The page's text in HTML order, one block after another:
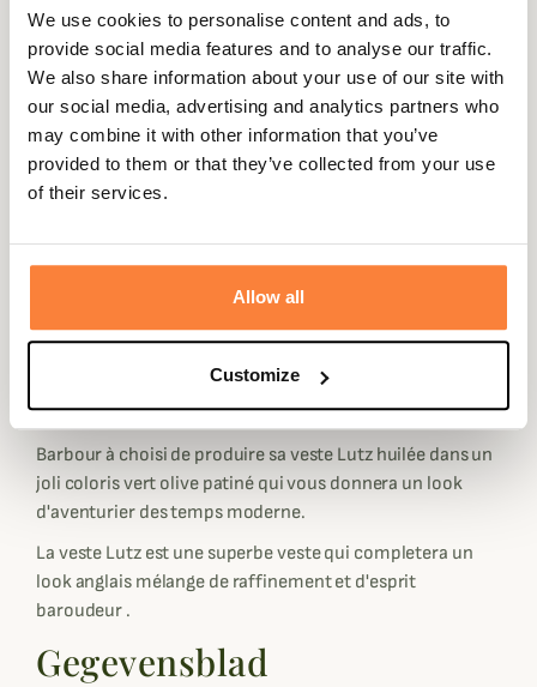
We use cookies to personalise content and ads, to
provide social media features and to analyse our traffic.
We also share information about your use of our site with
our social media, advertising and analytics partners who
may combine it with other information that you’ve
provided to them or that they’ve collected from your use
of their services.
Allow all
Customize
large voire extra large! La veste Lutz propose une coupe
cintrée qui séduira les hommes élégants aimant avoir des
vestes ajustées. Dans le dos, les soufflets d'aisance au
niveau des épaules et la ceinture cousue donne à la veste
Lutz un look british très "sportsman". A l'avant, les 2
poches plaquées à rabats boutonnés et son rabat à
boutons par dessus la fermeture éclair en laiton
sangle vient parfaire cette veste Barbour
Conçue dans la traditionelle toile de coton huilée qui fait
étanche et vous permettra d'aller à vos rendez-vous sans
craindre la pluie.
Barbour à choisi de produire sa veste Lutz huilée dans un
joli coloris vert olive patiné qui vous donnera un look
d'aventurier des temps moderne.
La veste Lutz est une superbe veste qui completera un
look anglais mélange de raffinement et d'esprit
baroudeur .
Gegevensblad